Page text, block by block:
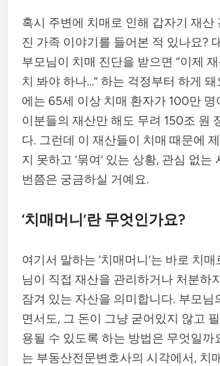
혹시 주변에 치매로 인해 갑자기 재산
진 가족 이야기를 들어본 적 있나요?
부모님이 치매 진단을 받으면 “이제
치 봐야 하나…” 하는 걱정부터 하게
에는 65세 이상 치매 환자가 100만 명
이분들의 재산만 해도 무려 150조 원
다. 그런데 이 재산들이 치매 때문에
지 못하고 ‘묶여’ 있는 상황, 관심 없는
번쯤은 궁금하실 거예요.
‘치매머니’란 무엇인가요?
여기서 말하는 ‘치매머니’는 바로 치매
님이 직접 재산을 관리하거나 처분하
잠겨 있는 자산을 의미합니다. 부모님
면서도, 그 돈이 그냥 굳어있지 않고
용될 수 있도록 하는 방법은 무엇일까
는 부동산전문변호사의 시각에서, 치